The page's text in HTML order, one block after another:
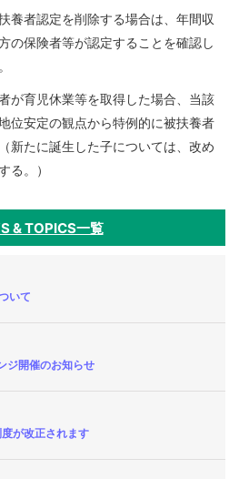
養者認定を削除する場合は、年間収
の保険者等が認定することを確認し
が育児休業等を取得した場合、当該
位安定の観点から特例的に被扶養者
新たに誕生した子については、改め
る。）
& TOPICS一覧
いて
ジ開催のお知らせ
が改正されます